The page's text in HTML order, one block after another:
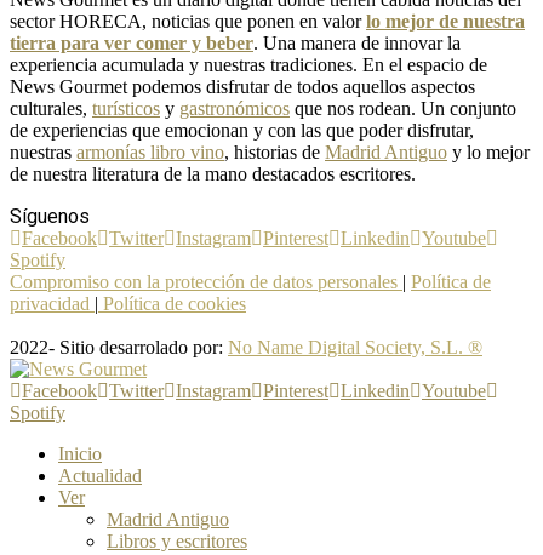
sector HORECA, noticias que ponen en valorlo mejor de nuestra
tierra para ver comer y beber. Una manera de innovar la
experiencia acumulada y nuestras tradiciones. En el espacio de
News Gourmet podemos disfrutar de todos aquellos aspectos
culturales, turísticos y gastronómicos que nos rodean. Un conjunto
de experiencias que emocionan y con las que poder disfrutar,
nuestras armonías libro vino, historias de Madrid Antiguo y lo mejor
de nuestra literatura de la mano destacados escritores.
Síguenos
Facebook Twitter Instagram Pinterest Linkedin Youtube
Spotify
Compromiso con la protección de datos personales | Política de
privacidad | Política de cookies
2022- Sitio desarrolado por: No Name Digital Society, S.L. ®
Facebook Twitter Instagram Pinterest Linkedin Youtube
Spotify
Inicio
Actualidad
Ver
Madrid Antiguo
Libros y escritores